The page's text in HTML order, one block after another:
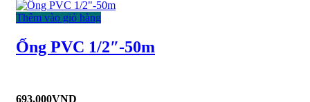
Thêm vào giỏ hàng
Ống PVC 1/2″-50m
693,000VND